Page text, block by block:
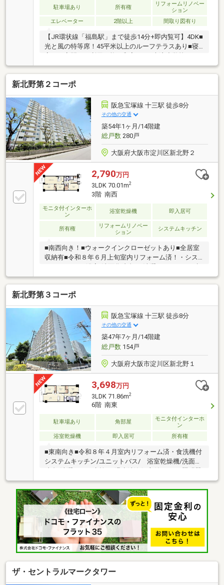
駐車場あり 所有権
リフォームリノベー
ション
エレベーター
2階以上 間取り図有り
【JR環状線「福島駅」まで徒歩14分+即内覧可】4DK■
光と風の特等席！45平米以上のルーフテラスあり■寝
徒歩2分でお子さまの通学に便利
新北野第２コーポ
阪急宝塚線 十三駅 徒歩8分
その他の交通
築54年1ヶ月/14階建
総戸数280戸
大阪府大阪市淀川区新北野２
2,790万円
3LDK 70.01m2
3階 南西
モニタ付インターホ
ン
浴室乾燥機 即入居可
所有権
リフォームリノベー
ション
システムキッチン
■南西向き！■ウォークインクローゼットあり■全居室
収納有■令和８年６月上旬室内リフォーム済！・シス
テムキッチン/浴室/洗面化粧台/ 洗濯パン/トイレ/建
具新調・全室クロス貼替・フローリング張替・配管新
調・一部エアコン先行配管・ハウスクリーニング等■
阪急全線「十三」駅徒歩８分十三駅周辺は飲食店やお
買い物施設が充実！■生活便利な好立地・業務スーパ
ー…徒歩５分・スーパーぴゅあ十三…徒歩５分・ドン・
キホーテ…徒歩４分・キャンドゥ 十三本町店…徒歩５
分・十三公園…徒歩１分・淀川郵便局…徒歩６分＊リフ
ォーム完成済につき即日ご内覧可能です！
新北野第３コーポ
阪急宝塚線 十三駅 徒歩8分
その他の交通
築47年7ヶ月/14階建
総戸数154戸
大阪府大阪市淀川区新北野１
3,698万円
3LDK 71.86m2
6階 南東
駐車場あり 角部屋
モニタ付インターホ
ン
浴室乾燥機
即入居可 所有権
■東南向き■令和８年４月室内リフォーム済・食洗機付
システムキッチン/ユニットバス/ 浴室乾燥機/洗面化
具/ 建具/分電盤/スイッチコンセント新調・フローリ
ング/フロアタイル/ＣＦ張替・クロス貼替・ハウスク
リーニング■バルコニーから淀川花火鑑賞できます♪■
全居室エアコン設置可■敷地内駐車場空有■阪急全線
「十三」駅徒歩８分■生活便利な好立地・業務スーパ
ー…徒歩７分・ファミリーマート…徒歩２分・ローソ
ン…徒歩１分・ドン・キホーテ…徒歩４分・十三公園…
徒歩５分＊即日ご内覧可能です！
ザ・セントラルマークタワー